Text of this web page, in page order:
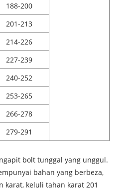
188-200
201-213
214-226
227-239
240-252
253-265
266-278
279-291
bolt tunggal yang unggul.
bahan yang berbeza,
karat, keluli tahan karat 201